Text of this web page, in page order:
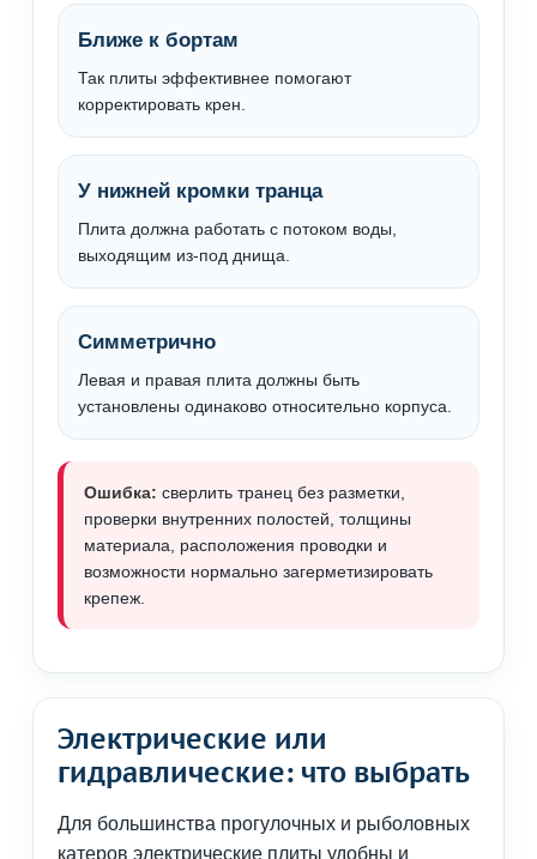
Ближе к бортам
Так плиты эффективнее помогают
корректировать крен.
У нижней кромки транца
Плита должна работать с потоком воды,
выходящим из-под днища.
Симметрично
Левая и правая плита должны быть
установлены одинаково относительно корпуса.
Ошибка: сверлить транец без разметки,
проверки внутренних полостей, толщины
материала, расположения проводки и
возможности нормально загерметизировать
крепеж.
Электрические или
гидравлические: что выбрать
Для большинства прогулочных и рыболовных
катеров электрические плиты удобны и